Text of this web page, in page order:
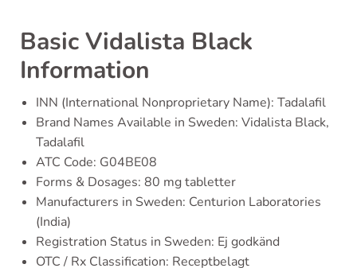
Basic Vidalista Black
Information
INN (International Nonproprietary Name): Tadalafil
Brand Names Available in Sweden: Vidalista Black,
Tadalafil
ATC Code: G04BE08
Forms & Dosages: 80 mg tabletter
Manufacturers in Sweden: Centurion Laboratories
(India)
Registration Status in Sweden: Ej godkänd
OTC / Rx Classification: Receptbelagt